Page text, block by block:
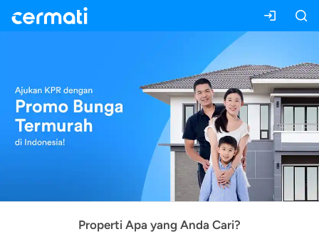
Properti Apa yang Anda Cari?